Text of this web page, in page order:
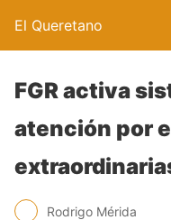
El Queretano
FGR activa
atención por
Rodrigo Mérida